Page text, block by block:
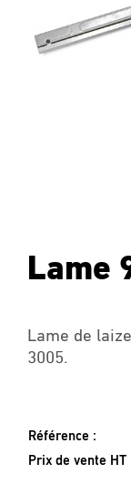
Lame
Lame de
3005.
Référence :
Prix de vente HT